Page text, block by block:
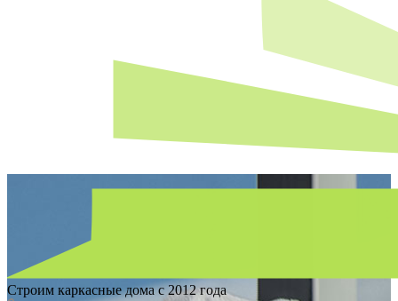
Строим каркасные дома с 2012 года